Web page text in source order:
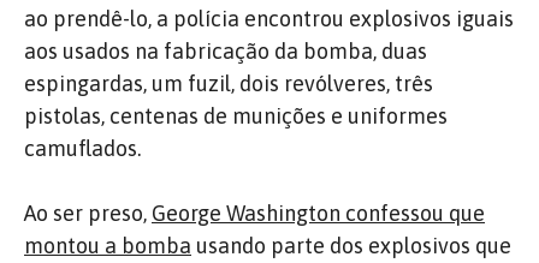
ao prendê-lo, a polícia encontrou explosivos iguais
aos usados na fabricação da bomba, duas
espingardas, um fuzil, dois revólveres, três
pistolas, centenas de munições e uniformes
camuflados.
Ao ser preso, George Washington confessou que
montou a bomba usando parte dos explosivos que